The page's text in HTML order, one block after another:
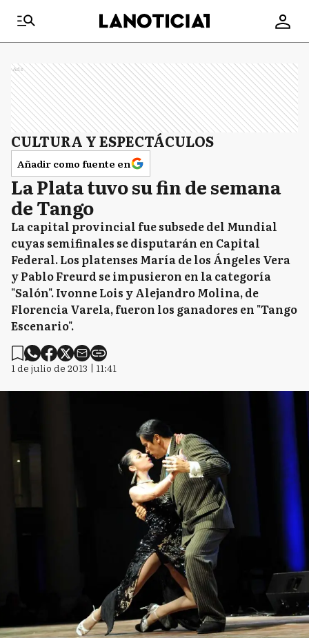
Ads
CULTURA Y ESPECTÁCULOS
Añadir como fuente en
La Plata tuvo su fin de semana
de Tango
La capital provincial fue subsede del Mundial
cuyas semifinales se disputarán en Capital
Federal. Los platenses María de los Ángeles Vera
y Pablo Freurd se impusieron en la categoría
"Salón". Ivonne Lois y Alejandro Molina, de
Florencia Varela, fueron los ganadores en "Tango
Escenario".
1 de julio de 2013 | 11:41